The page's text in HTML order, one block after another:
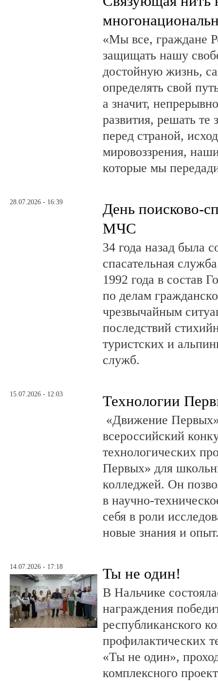
«Мы все, граждане
защищать нашу
достойную жизнь,
определять свой
а значит,
развития, решать те
перед страной,
мировоззрения,
которые мы
28.07.2026 - 16:39
День поисково-
МЧС
34 года назад была
спасательная
1992 года в состав
по делам
чрезвычайным
последствий
туристских и
служб.
15.07.2026 - 12:03 Технологии
«Движение Первых»
всероссийский
технологических
Первых» для
колледжей. Он
в научно-
себя в роли
новые знания и
14.07.2026 - 17:18 Ты не один!
В Нальчике
награждения
республиканского
профилактических
«Ты не один»,
комплексного